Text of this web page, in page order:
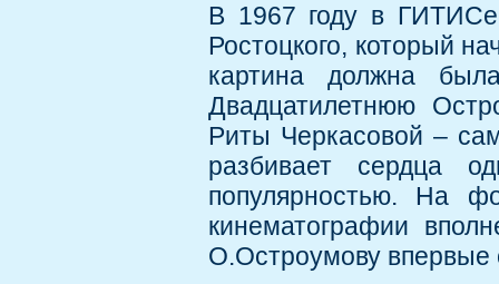
В 1967 году в ГИТИСе
Ростоцкого, который
картина должна
Двадцатилетнюю
Риты Черкасовой –
разбивает сердца
популярностью. На
кинематографии
О.Остроумову впервые